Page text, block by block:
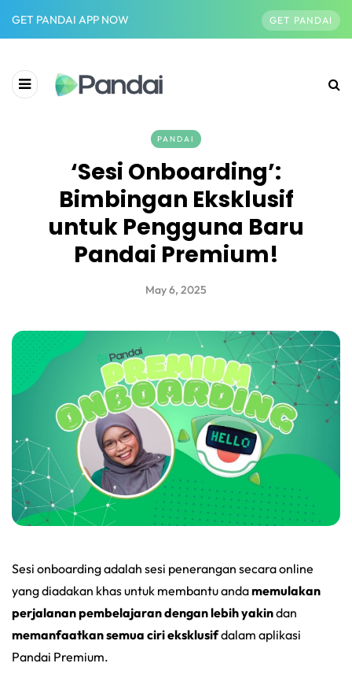
GET PANDAI APP NOW GET PANDAI
PANDAI
‘Sesi Onboarding’:
Bimbingan Eksklusif
untuk Pengguna Baru
Pandai Premium!
May 6, 2025
Sesi onboarding adalah sesi penerangan secara online
yang diadakan khas untuk membantu andamemulakan
perjalanan pembelajaran dengan lebih yakindan
memanfaatkan semua ciri eksklusifdalam aplikasi
Pandai Premium.